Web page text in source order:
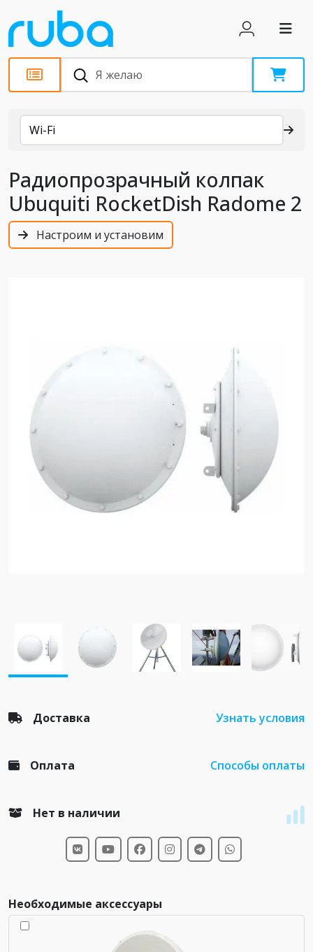
Каталог
Wi-Fi
Радиопрозрачный колпак
Ubuquiti RocketDish Radome 2
Настроим и установим
Доставка Узнать условия
Оплата Способы оплаты
Нет в наличии
Необходимые аксессуары